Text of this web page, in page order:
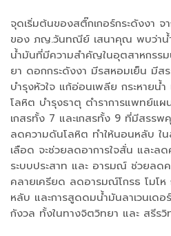
จุดเริ่มต้นของสติ๊กเกอร์กระดังงา จ
ของ ภญ.วันทณีย์ เสนาคุณ พบว่าน้ำ
น้ำมันที่มีความสำคัญในอุตสาหกรร
ยา ดอกกระดังงา มีรสหอมเย็น มี
บำรุงหัวใจ แก้อ่อนเพลีย กระหายน้
โลหิต บำรุงธาตุ ตำราการแพทย์แ
เกสรทั้ง 7 และเกสรทั้ง 9 ที่มีสรรพ
ลดความดันโลหิต ทำให้นอนหลับ ใ
เลือด จะช่วยลดอาการใจสั่น และล
ระบบประสาท และ อารมณ์ ช่วยลด
คลายเครียด ลดอารมณ์โกรธ โมโห
หลับ และการสูดดมน้ำมันลาเวนเด
กังวล ทั้งในทางจิตวิทยา และ สรีร